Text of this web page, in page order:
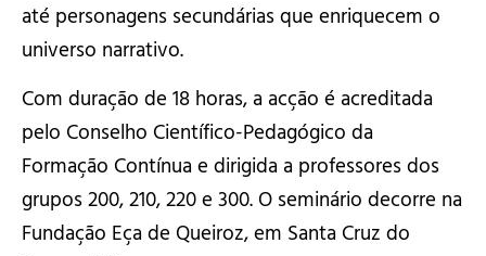
até personagens secundárias que enriquecem o
universo narrativo.
Com duração de 18 horas, a acção é acreditada
pelo Conselho Científico-Pedagógico da
Formação Contínua e dirigida a professores dos
grupos 200, 210, 220 e 300. O seminário decorre na
Fundação Eça de Queiroz, em Santa Cruz do